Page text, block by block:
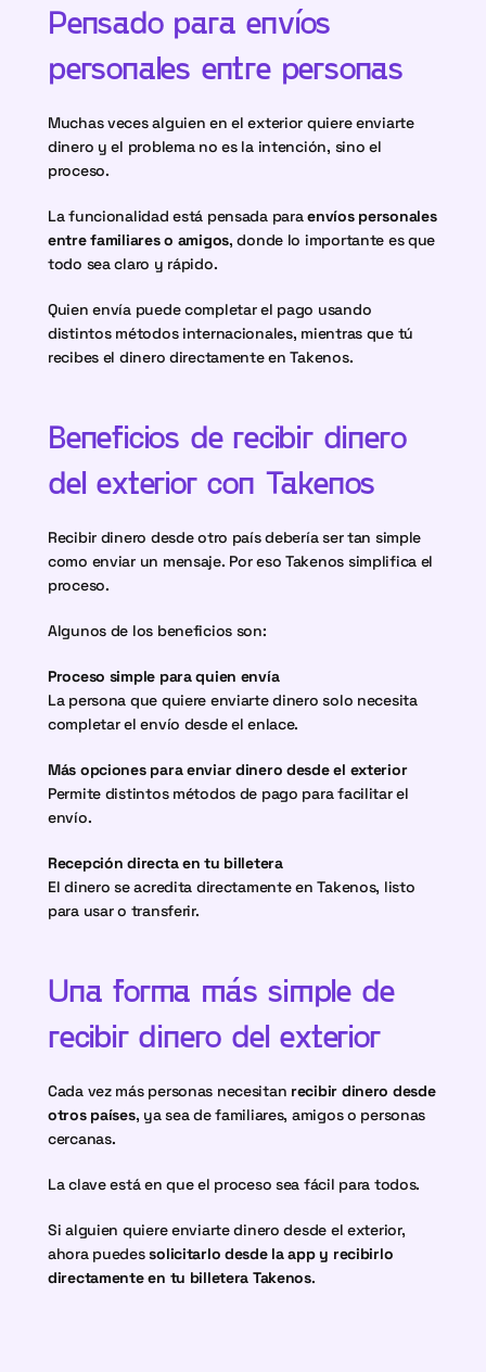
Pensado para envíos
personales entre personas
Muchas veces alguien en el exterior quiere enviarte
dinero y el problema no es la intención, sino el
proceso.
La funcionalidad está pensada para envíos personales
entre familiares o amigos, donde lo importante es que
todo sea claro y rápido.
Quien envía puede completar el pago usando
distintos métodos internacionales, mientras que tú
recibes el dinero directamente en Takenos.
Beneficios de recibir dinero
del exterior con Takenos
Recibir dinero desde otro país debería ser tan simple
como enviar un mensaje. Por eso Takenos simplifica el
proceso.
Algunos de los beneficios son:
Proceso simple para quien envía
La persona que quiere enviarte dinero solo necesita
completar el envío desde el enlace.
Más opciones para enviar dinero desde el exterior
Permite distintos métodos de pago para facilitar el
envío.
Recepción directa en tu billetera
El dinero se acredita directamente en Takenos, listo
para usar o transferir.
Una forma más simple de
recibir dinero del exterior
Cada vez más personas necesitan recibir dinero desde
otros países, ya sea de familiares, amigos o personas
cercanas.
La clave está en que el proceso sea fácil para todos.
Si alguien quiere enviarte dinero desde el exterior,
ahora puedes solicitarlo desde la app y recibirlo
directamente en tu billetera Takenos.